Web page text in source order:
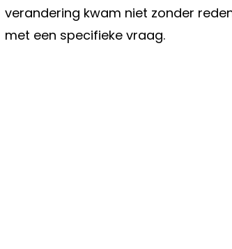
verandering kwam niet zonder
met een specifieke vraag.